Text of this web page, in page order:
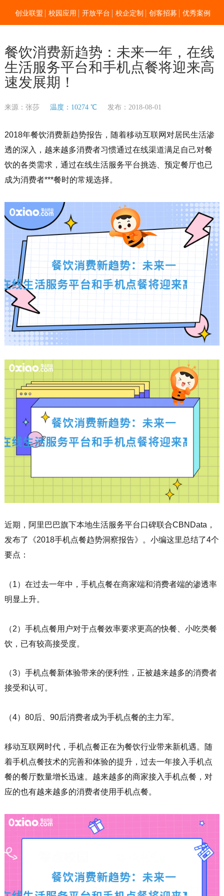
创业联盟 校园应用 开放平台 校企定制 创客招募 优秀案例
餐饮消费新趋势：未来一年，在线
生活服务平台和手机点餐将迎来高
速发展期！
来源：张莎 温度：10274 ℃ 发布：2018-08-01
2018年餐饮消费新趋势报告，随着移动互联网对居民生活渗
透的深入，越来越多消费者习惯通过在线渠道满足自己对餐
饮的各类需求，通过在线生活服务平台挑选、预定餐厅也已
成为消费者***餐时的常规选择。
近期，阿里巴巴旗下本地生活服务平台口碑联合CBNData，
发布了《2018手机点餐趋势洞察报告》。小编这里总结了4个
要点：
（1）在过去一年中，手机点餐在商家端和消费者端的渗透率
明显上升。
（2）手机点餐用户对于点餐效率要求更高的快餐、小吃类餐
饮，已有较高接受度。
（3）手机点餐新体验带来的便利性，正被越来越多的消费者
接受和认可。
（4）80后、90后消费者成为手机点餐的主力军。
移动互联网时代，手机点餐正在为餐饮行业带来新机遇。随
着手机点餐技术的完善和体验的提升，过去一年接入手机点
餐的餐厅数量增长迅速。越来越多的商家接入手机点餐，对
应的也有越来越多的消费者使用手机点餐。